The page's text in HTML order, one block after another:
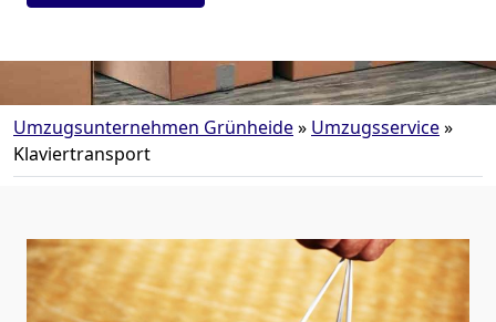
Umzugsunternehmen Grünheide» Umzugsservice»
Klaviertransport